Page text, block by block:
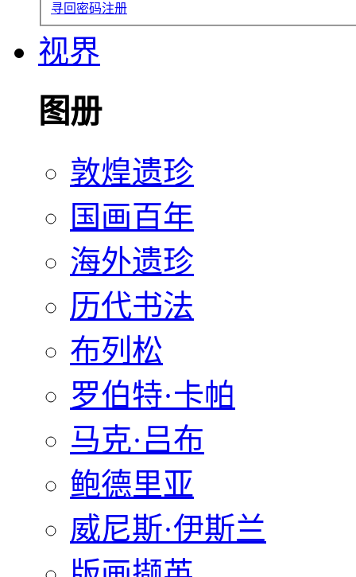
寻回密码注册
视界
图册
敦煌遗珍
国画百年
海外遗珍
历代书法
布列松
罗伯特·卡帕
马克·吕布
鲍德里亚
威尼斯·伊斯兰